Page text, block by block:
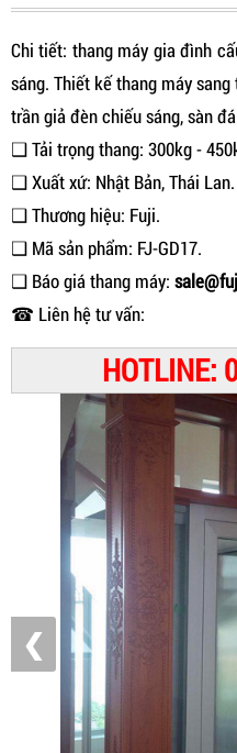
Chi tiết: thang máy gia đình
sáng. Thiết kế thang máy
trần giả đèn chiếu sáng, sàn
❑ Tải trọng thang: 300kg -
❑ Xuất xứ: Nhật Bản, Thái Lan.
❑ Thương hiệu: Fuji.
❑ Mã sản phẩm: FJ-GD17.
❑ Báo giá thang máy:
☎ Liên hệ tư vấn:
HOTLINE:
❮